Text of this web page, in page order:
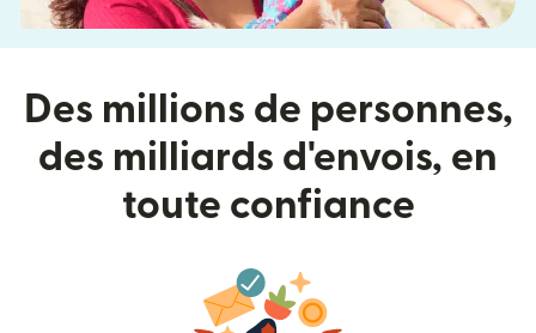
Des millions de personnes,
des milliards d'envois, en
toute confiance